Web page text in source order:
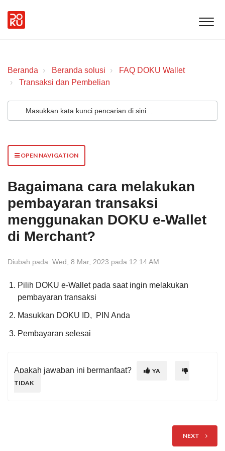
Beranda Beranda solusi
FAQ DOKU Wallet
Transaksi dan Pembelian
OPEN NAVIGATION
Bagaimana cara melakukan
pembayaran transaksi
menggunakan DOKU e-Wallet
di Merchant?
Diubah pada: Wed, 8 Mar, 2023 pada 12:14 AM
Pilih DOKU e-Wallet pada saat ingin melakukan
pembayaran transaksi
Masukkan DOKU ID, PIN Anda
Pembayaran selesai
Apakah jawaban ini bermanfaat?
YA
TIDAK
NEXT